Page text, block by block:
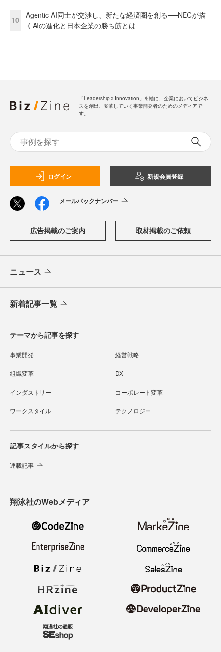
10
Agentic AI同士が交渉し、新たな経済圏を創る──NECが描
くAIの進化と日本企業の勝ち筋とは
「Leadership ☓ Innovation」を軸に、企業においてビジネ
スを創出、変革していく事業開発者のためのメディアで
す。
ログイン 新規会員登録
メールバックナンバー
広告掲載のご案内 取材掲載のご依頼
ニュース
新着記事一覧
テーマから記事を探す
事業開発 経営戦略
組織変革 DX
インダストリー コーポレート変革
ワークスタイル テクノロジー
記事スタイルから探す
連載記事
翔泳社のWebメディア